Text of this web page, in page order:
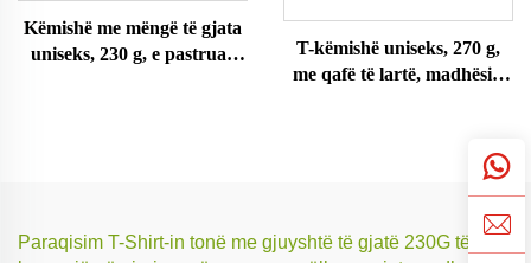
Këmishë me mëngë të gjata
uniseks, 230 g, e pastruar
T-këmishë uniseks, 270 g,
me qafë të lartë, madhësi e
Paraqisim T-Shirt-in tonë me gjuyshtë të gjatë 230G të